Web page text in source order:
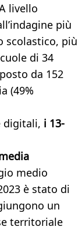
livello
più
scolastico, più
di 34
da 152
(49%
digitali, i 13-
medio
è stato di
un
territoriale